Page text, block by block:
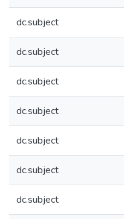
dc.subject
dc.subject
dc.subject
dc.subject
dc.subject
dc.subject
dc.subject